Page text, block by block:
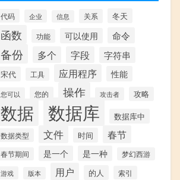
代码 企业 信息 关系 冬天
函数 功能 可以使用 命令
备份 多个 字段 字符串
宋代 工具 应用程序 性能
您可以 您的 操作 攻击者 攻略
数据 数据库 数据库中
数据类型 文件 时间 春节
春节期间 是一个 是一种
梦幻西游
游戏
版本 用户 的人 索引